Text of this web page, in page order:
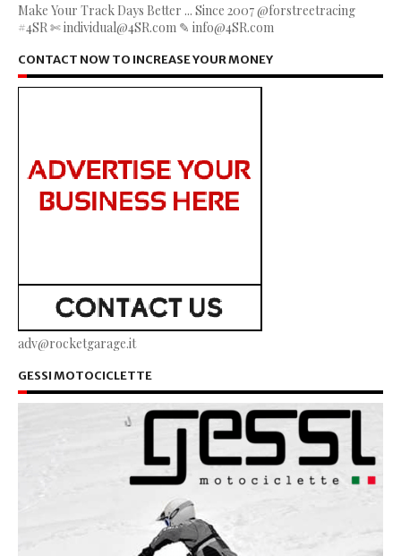
Make Your Track Days Better ... Since 2007 @forstreetracing
#4SR ✄ individual@4SR.com ✎ info@4SR.com
CONTACT NOW TO INCREASE YOUR MONEY
adv@rocketgarage.it
GESSI MOTOCICLETTE